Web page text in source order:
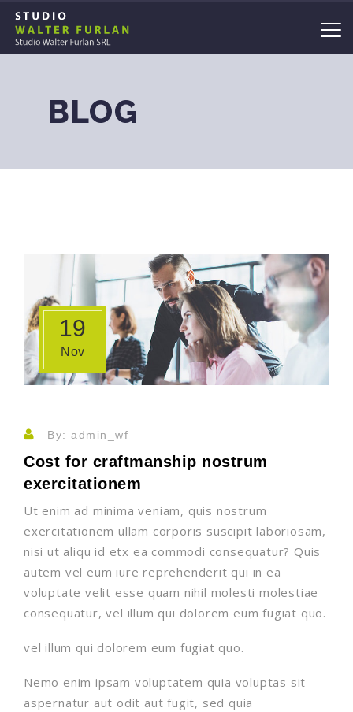
BLOG
19
Nov
By: admin_wf
Cost for craftmanship nostrum
exercitationem
Ut enim ad minima veniam, quis nostrum
exercitationem ullam corporis suscipit laboriosam,
nisi ut aliqu id etx ea commodi consequatur? Quis
autem vel eum iure reprehenderit qui in ea
voluptate velit esse quam nihil molesti molestiae
consequatur, vel illum qui dolorem eum fugiat quo.
vel illum qui dolorem eum fugiat quo.
Nemo enim ipsam voluptatem quia voluptas sit
aspernatur aut odit aut fugit, sed quia